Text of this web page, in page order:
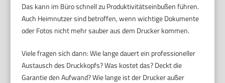
Das kann im Büro schnell zu Produktivitätseinbußen führen.
Auch Heimnutzer sind betroffen, wenn wichtige Dokumente
oder Fotos nicht mehr sauber aus dem Drucker kommen.
Viele fragen sich dann: Wie lange dauert ein professioneller
Austausch des Druckkopfs? Was kostet das? Deckt die
Garantie den Aufwand? Wie lange ist der Drucker außer